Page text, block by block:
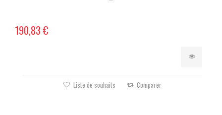
190,83 €
Liste de souhaits Comparer